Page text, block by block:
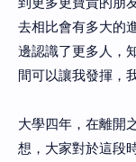
去相比會有多大的
邊認識了更多人，
間可以讓我發揮，
大學四年，在離開
想，大家對於這段